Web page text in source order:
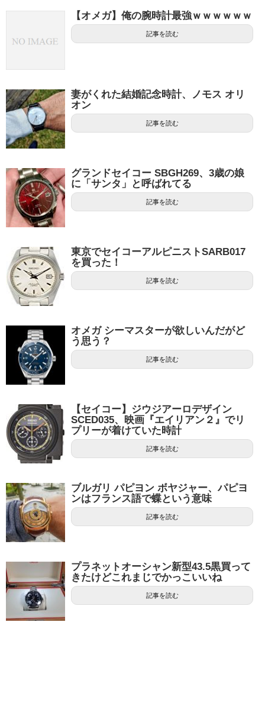
【オメガ】俺の腕時計最強ｗｗｗｗｗｗ
記事を読む
妻がくれた結婚記念時計、ノモス オリ
オン
記事を読む
グランドセイコー SBGH269、3歳の娘
に「サンタ」と呼ばれてる
記事を読む
東京でセイコーアルピニストSARB017
を買った！
記事を読む
オメガ シーマスターが欲しいんだがど
う思う？
記事を読む
【セイコー】ジウジアーロデザイン
SCED035、映画『エイリアン２』でリ
プリーが着けていた時計
記事を読む
ブルガリ パピヨン ボヤジャー、パピヨ
ンはフランス語で蝶という意味
記事を読む
プラネットオーシャン新型43.5黒買って
きたけどこれまじでかっこいいね
記事を読む